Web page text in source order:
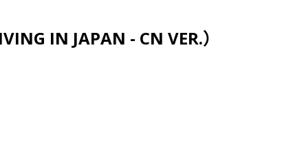
IN JAPAN - CN VER.）